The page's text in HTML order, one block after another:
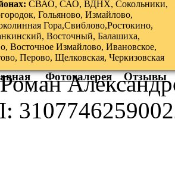
СВАО, САО, ВДНХ, Сокольники,
Гольяново, Измайлово,
Гора,Свиблово,Ростокино,
Восточный, Балашиха,
Восточное Измайлово, Ивановское,
Перово, Щелковская, Черкизовская
Фотогалерея Отзывы